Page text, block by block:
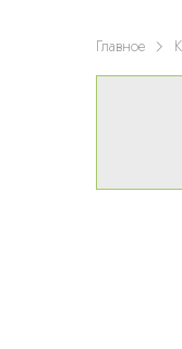
Главное